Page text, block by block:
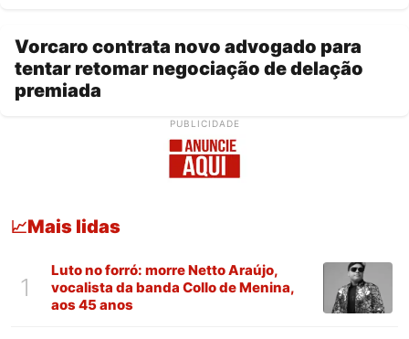
Vorcaro contrata novo advogado para
tentar retomar negociação de delação
premiada
PUBLICIDADE
📈Mais lidas
1
Luto no forró: morre Netto Araújo,
vocalista da banda Collo de Menina,
aos 45 anos